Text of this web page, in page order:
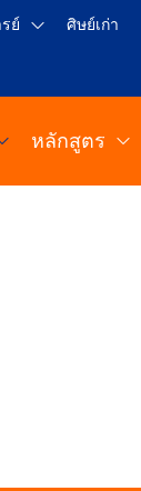
ย์ ศิษย์เก่า
หลักสูตร